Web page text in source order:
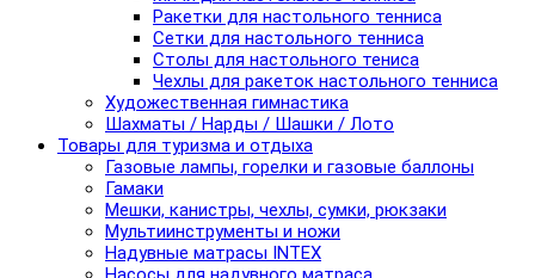
Ракетки для настольного тенниса
Сетки для настольного тенниса
Столы для настольного тениса
Чехлы для ракеток настольного тенниса
Художественная гимнастика
Шахматы / Нарды / Шашки / Лото
Товары для туризма и отдыха
Газовые лампы, горелки и газовые баллоны
Гамаки
Мешки, канистры, чехлы, сумки, рюкзаки
Мультиинструменты и ножи
Надувные матрасы INTEX